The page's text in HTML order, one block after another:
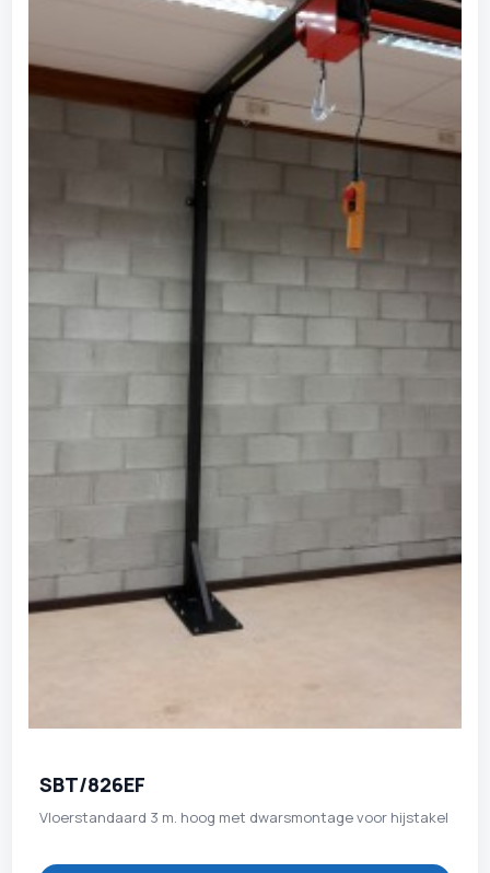
SBT/826EF
Vloerstandaard 3 m. hoog met dwarsmontage voor hijstakel